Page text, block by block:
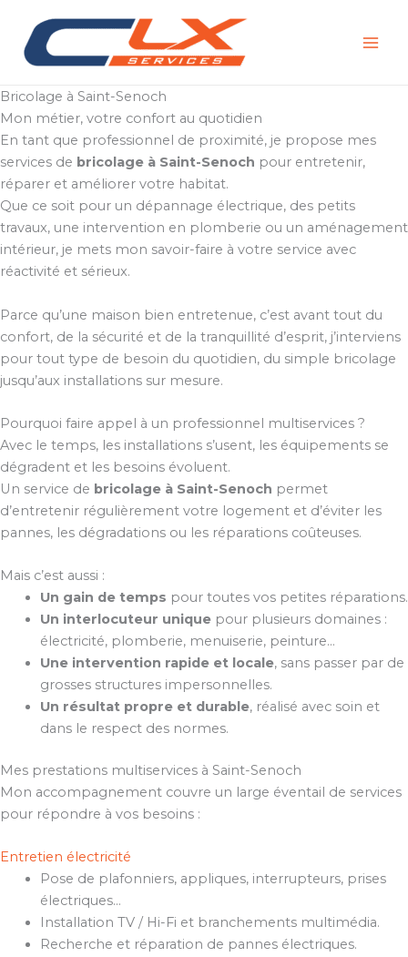
contenu
Bricolage à Saint-Senoch
Mon métier, votre confort au quotidien
En tant que professionnel de proximité, je propose mes
services de bricolage à Saint-Senoch pour entretenir,
réparer et améliorer votre habitat.
Que ce soit pour un dépannage électrique, des petits
travaux, une intervention en plomberie ou un aménagement
intérieur, je mets mon savoir-faire à votre service avec
réactivité et sérieux.
Parce qu’une maison bien entretenue, c’est avant tout du
confort, de la sécurité et de la tranquillité d’esprit, j’interviens
pour tout type de besoin du quotidien, du simple bricolage
jusqu’aux installations sur mesure.
Pourquoi faire appel à un professionnel multiservices ?
Avec le temps, les installations s’usent, les équipements se
dégradent et les besoins évoluent.
Un service de bricolage à Saint-Senoch permet
d’entretenir régulièrement votre logement et d’éviter les
pannes, les dégradations ou les réparations coûteuses.
Mais c’est aussi :
Un gain de temps pour toutes vos petites réparations.
Un interlocuteur uniquepour plusieurs domaines :
électricité, plomberie, menuiserie, peinture…
Une intervention rapide et locale, sans passer par de
grosses structures impersonnelles.
Un résultat propre et durable, réalisé avec soin et
dans le respect des normes.
Mes prestations multiservices à Saint-Senoch
Mon accompagnement couvre un large éventail de services
pour répondre à vos besoins :
Entretien électricité
Pose de plafonniers, appliques, interrupteurs, prises
électriques…
Installation TV / Hi-Fi et branchements multimédia.
Recherche et réparation de pannes électriques.